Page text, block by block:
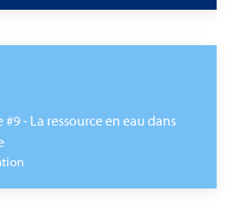
- La ressource en eau dans